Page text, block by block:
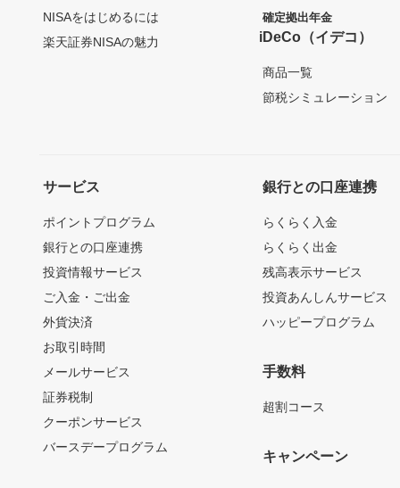
NISAをはじめるには
楽天証券NISAの魅力
確定拠出年金
iDeCo（イデコ）
商品一覧
節税シミュレーション
サービス
ポイントプログラム
銀行との口座連携
投資情報サービス
ご入金・ご出金
外貨決済
お取引時間
メールサービス
証券税制
クーポンサービス
バースデープログラム
銀行との口座連携
らくらく入金
らくらく出金
残高表示サービス
投資あんしんサービス
ハッピープログラム
手数料
超割コース
キャンペーン